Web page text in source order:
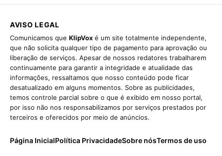
AVISO LEGAL
Comunicamos que KlipVox é um site totalmente independente,
que não solicita qualquer tipo de pagamento para aprovação ou
liberação de serviços. Apesar de nossos redatores trabalharem
continuamente para garantir a integridade e atualidade das
informações, ressaltamos que nosso conteúdo pode ficar
desatualizado em alguns momentos. Sobre as publicidades,
temos controle parcial sobre o que é exibido em nosso portal,
por isso não nos responsabilizamos por serviços prestados por
terceiros e oferecidos por meio de anúncios.
Página InicialPolítica PrivacidadeSobre nósTermos de uso